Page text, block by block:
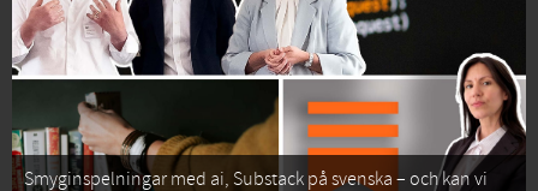
Smyginspelningar med ai, Substack på svenska – och kan vi